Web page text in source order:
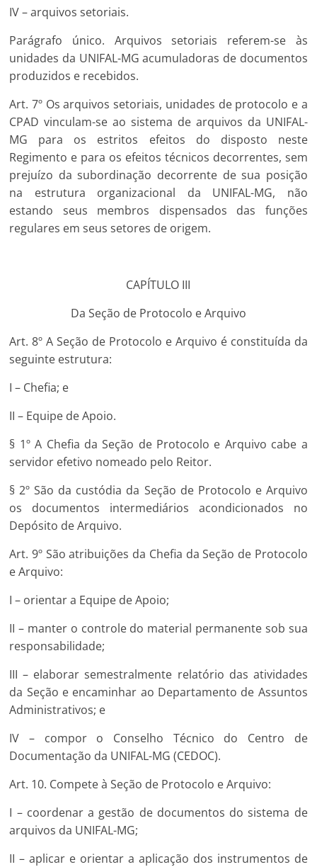
IV – arquivos setoriais.
Parágrafo único. Arquivos setoriais referem-se às
unidades da UNIFAL-MG acumuladoras de documentos
produzidos e recebidos.
Art. 7º Os arquivos setoriais, unidades de protocolo e a
CPAD vinculam-se ao sistema de arquivos da UNIFAL-
MG para os estritos efeitos do disposto neste
Regimento e para os efeitos técnicos decorrentes, sem
prejuízo da subordinação decorrente de sua posição
na estrutura organizacional da UNIFAL-MG, não
estando seus membros dispensados das funções
regulares em seus setores de origem.
CAPÍTULO III
Da Seção de Protocolo e Arquivo
Art. 8º A Seção de Protocolo e Arquivo é constituída da
seguinte estrutura:
I – Chefia; e
II – Equipe de Apoio.
§ 1º A Chefia da Seção de Protocolo e Arquivo cabe a
servidor efetivo nomeado pelo Reitor.
§ 2º São da custódia da Seção de Protocolo e Arquivo
os documentos intermediários acondicionados no
Depósito de Arquivo.
Art. 9º São atribuições da Chefia da Seção de Protocolo
e Arquivo:
I – orientar a Equipe de Apoio;
II – manter o controle do material permanente sob sua
responsabilidade;
III – elaborar semestralmente relatório das atividades
da Seção e encaminhar ao Departamento de Assuntos
Administrativos; e
IV – compor o Conselho Técnico do Centro de
Documentação da UNIFAL-MG (CEDOC).
Art. 10. Compete à Seção de Protocolo e Arquivo:
I – coordenar a gestão de documentos do sistema de
arquivos da UNIFAL-MG;
II – aplicar e orientar a aplicação dos instrumentos de